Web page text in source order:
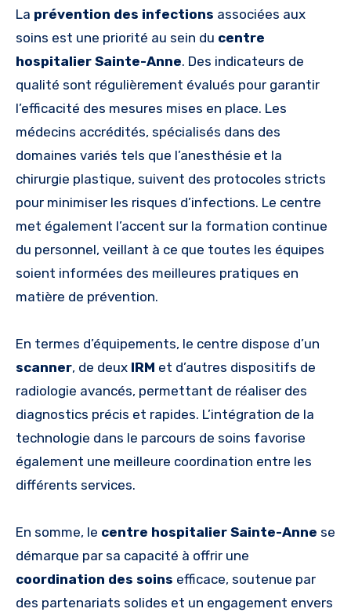
La prévention des infections associées aux
soins est une priorité au sein du centre
hospitalier Sainte-Anne. Des indicateurs de
qualité sont régulièrement évalués pour garantir
l’efficacité des mesures mises en place. Les
médecins accrédités, spécialisés dans des
domaines variés tels que l’anesthésie et la
chirurgie plastique, suivent des protocoles stricts
pour minimiser les risques d’infections. Le centre
met également l’accent sur la formation continue
du personnel, veillant à ce que toutes les équipes
soient informées des meilleures pratiques en
matière de prévention.
En termes d’équipements, le centre dispose d’un
scanner, de deux IRM et d’autres dispositifs de
radiologie avancés, permettant de réaliser des
diagnostics précis et rapides. L’intégration de la
technologie dans le parcours de soins favorise
également une meilleure coordination entre les
différents services.
En somme, le centre hospitalier Sainte-Anne se
démarque par sa capacité à offrir une
coordination des soins efficace, soutenue par
des partenariats solides et un engagement envers